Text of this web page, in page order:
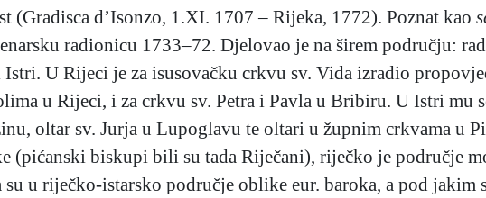
(Gradisca d’Isonzo, 1.XI. 1707 – Rijeka, 1772). Poznat kao
radionicu 1733–72. Djelovao je na širem području:
U Rijeci je za isusovačku crkvu sv. Vida izradio
u Rijeci, i za crkvu sv. Petra i Pavla u Bribiru. U Istri mu
oltar sv. Jurja u Lupoglavu te oltari u župnim crkvama u
(pićanski biskupi bili su tada Riječani), riječko je područje
u riječko-istarsko područje oblike eur. baroka, a pod jakim